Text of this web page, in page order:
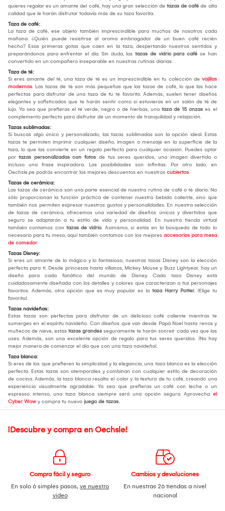
quieres regalar es un amante del café, hay una gran selección de tazas de café de alta
calidad que le harán disfrutar todavía más de su taza favorita.
Taza de café:
La taza de café, ese objeto también imprescindible para muchos de nosotros cada
mañana. ¿Quién puede resistirse al aroma embriagador de un buen café recién
hecho? Esas primeras gotas que caen en la taza, despertando nuestros sentidos y
preparándonos para enfrentar el día. Sin duda, las tazas de vidrio para café se han
convertido en un compañero inseparable en nuestras rutinas diarias.
Taza de té:
Si eres amante del té, una taza de té es un imprescindible en tu colección de vajillas
modernas. Las tazas de té son más pequeñas que las tazas de café, lo que las hace
perfectas para disfrutar de una taza de tu té favorito. Además, suelen tener diseños
elegantes y sofisticados que te harán sentir como si estuvieras en un salón de té de
lujo. Ya sea que prefieras el té verde, negro o de hierbas, una taza de 15 onzas es el
complemento perfecto para disfrutar de un momento de tranquilidad y relajación.
Tazas sublimadas:
Si buscas algo único y personalizado, las tazas sublimadas son la opción ideal. Estas
tazas te permiten imprimir cualquier diseño, imagen o mensaje en la superficie de la
taza, lo que las convierte en un regalo perfecto para cualquier ocasión. Puedes optar
por tazas personalizadas con fotos de tus seres queridos, una imagen divertida o
incluso una frase inspiradora. Las posibilidades son infinitas. Por otro lado, en
Oechsle.pe podrás encontrar los mejores descuentos en nuestros cubiertos.
Tazas de cerámica:
Las tazas de cerámica son una parte esencial de nuestra rutina de café o té diario. No
sólo proporcionan la función práctica de contener nuestra bebida caliente, sino que
también nos permiten expresar nuestros gustos y personalidades. En nuestra selección
de tazas de cerámica, ofrecemos una variedad de diseños únicos y divertidos que
seguro se adaptarán a tu estilo de vida y personalidad. En nuestra tienda virtual
también contamos con tazas de vidrio. Asimismo, si estás en la búsqueda de todo lo
necesario para tu mesa, aquí también contamos con los mejores accesorios para mesa
de comedor.
Tazas Disney:
Si eres un amante de lo mágico y lo fantasioso, nuestras tazas Disney son la elección
perfecta para ti. Desde princesas hasta villanos, Mickey Mouse y Buzz Lightyear, hay un
diseño para cada fanático del mundo de Disney. Cada taza Disney está
cuidadosamente diseñada con los detalles y colores que caracterizan a tus personajes
favoritos. Además, otra opción que es muy popular es la taza Harry Potter. ¡Elige tu
favorito!.
Tazas navideñas:
Estas tazas son perfectas para disfrutar de un delicioso café caliente mientras te
sumerges en el espíritu navideño. Con diseños que van desde Papá Noel hasta renos y
muñecos de nieve, estas tazas grandes seguramente te harán sonreír cada vez que las
uses. Además, son una excelente opción de regalo para tus seres queridos. ¡No hay
mejor manera de comenzar el día que con una taza navideña!.
Taza blanca:
Si eres de los que prefieren la simplicidad y la elegancia, una taza blanca es la elección
perfecta. Estas tazas son atemporales y combinan con cualquier estilo de decoración
de cocina. Además, la taza blanca resalta el color y la textura de tu café, creando una
experiencia visualmente agradable. Ya sea que prefieras un café con leche o un
espresso intenso, una taza blanca siempre será una opción segura. Aprovecha el
Cyber Wow y compra tu nuevo juego de tazas.
¡Descubre y compra en Oechsle!
Compra fácil y seguro
En solo 6 simples pasos, ve nuestro
video
Cambios y devoluciones
En nuestras 26 tiendas a nivel
nacional